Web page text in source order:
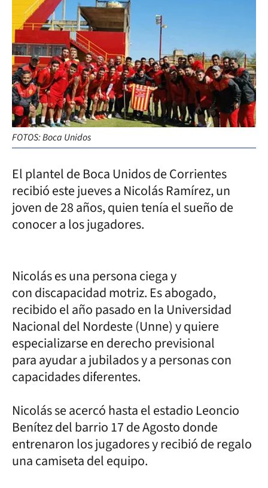
FOTOS: Boca Unidos
El plantel de Boca Unidos de Corrientes
recibió este jueves a Nicolás Ramírez, un
joven de 28 años, quien tenía el sueño de
conocer a los jugadores.
Nicolás es una persona ciega y
con discapacidad motriz. Es abogado,
recibido el año pasado en la Universidad
Nacional del Nordeste (Unne) y quiere
especializarse en derecho previsional
para ayudar a jubilados y a personas con
capacidades diferentes.
Nicolás se acercó hasta el estadio Leoncio
Benítez del barrio 17 de Agosto donde
entrenaron los jugadores y recibió de regalo
una camiseta del equipo.